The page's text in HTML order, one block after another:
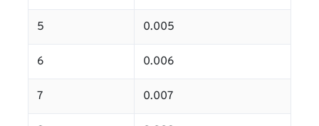
5 0.005
6 0.006
7 0.007